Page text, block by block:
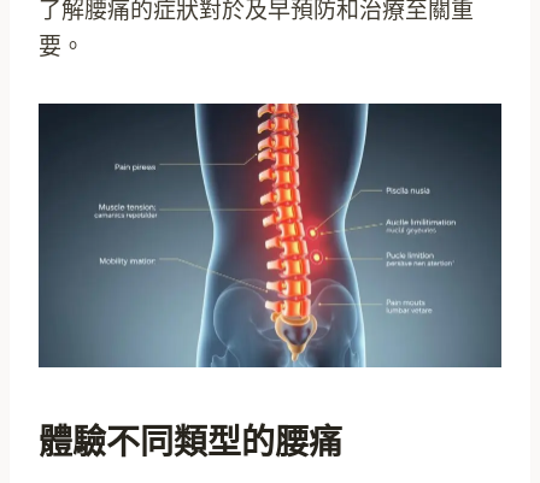
了解腰痛的症狀對於及早預防和治療至關重
要。
體驗不同類型的腰痛